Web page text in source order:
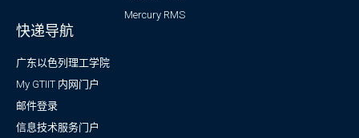
Mercury RMS
快递导航
广东以色列理工学院
My GTIIT 内网门户
邮件登录
信息技术服务门户